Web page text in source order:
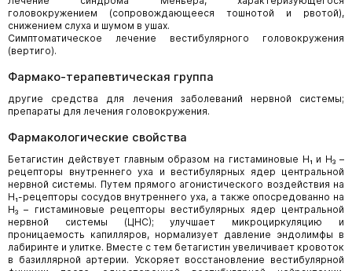
головокружением (сопровождающееся тошнотой и рвотой),
снижением слуха и шумом в ушах.
Симптоматическое лечение вестибулярного головокружения
(вертиго).
Фармако-терапевтическая группа
другие средства для лечения заболеваний нервной системы;
препараты для лечения головокружения.
Фармакологические свойства
Бетагистин действует главным образом на гистаминовые Н₁ и Н₃ –
рецепторы внутреннего уха и вестибулярных ядер центральной
нервной системы. Путем прямого агонистического воздействия на
Н₁-рецепторы сосудов внутреннего уха, а также опосредованно на
Н₃ – гистаминовые рецепторы вестибулярных ядер центральной
нервной системы (ЦНС); улучшает микроциркуляцию и
проницаемость капилляров, нормализует давление эндолимфы в
лабиринте и улитке. Вместе с тем бетагистин увеличивает кровоток
в базиллярной артерии. Ускоряет восстановление вестибулярной